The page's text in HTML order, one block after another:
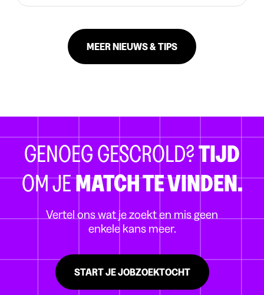
MEER NIEUWS & TIPS
GENOEG GESCROLD?TIJD
OM JEMATCH TE VINDEN.
Vertel ons wat je zoekt en mis geen
enkele kans meer.
START JE JOBZOEKTOCHT